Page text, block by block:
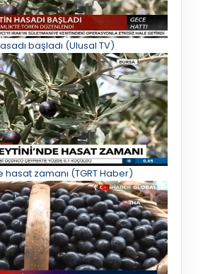
başladı (Ulusal TV)
zamanı (TGRT Haber)